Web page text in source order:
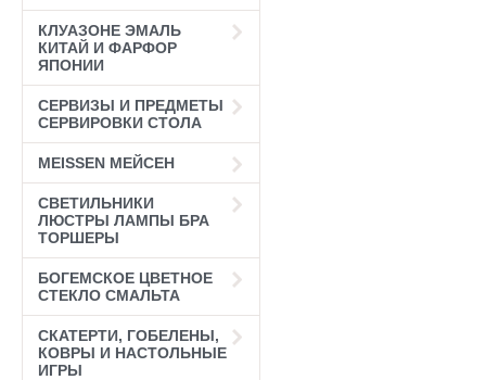
КЛУАЗОНЕ ЭМАЛЬ
КИТАЙ И ФАРФОР
ЯПОНИИ
СЕРВИЗЫ И ПРЕДМЕТЫ
СЕРВИРОВКИ СТОЛА
MEISSEN МЕЙСЕН
СВЕТИЛЬНИКИ
ЛЮСТРЫ ЛАМПЫ БРА
ТОРШЕРЫ
БОГЕМСКОЕ ЦВЕТНОЕ
СТЕКЛО СМАЛЬТА
СКАТЕРТИ, ГОБЕЛЕНЫ,
КОВРЫ И НАСТОЛЬНЫЕ
ИГРЫ